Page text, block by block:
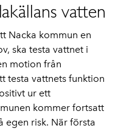
vatten
Nacka kommun en
ska testa vattnet i
motion från
testa vattnets funktion
ur ett
kommer fortsatt
egen risk. När första